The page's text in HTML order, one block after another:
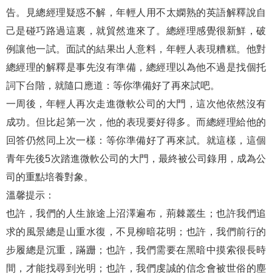
告。見總經理疑惑不解，年輕人用不太嫻熟的英語解釋說自
己是碰巧路過這裏，就貿然進來了。總經理感覺很新鮮，破
例讓他一試。面試的結果出人意料，年輕人表現糟糕。他對
總經理的解釋是事先沒有準備，總經理以為他不過是找個托
詞下台階，就隨口應道：等你準備好了再來試吧。
一周後，年輕人再次走進微軟公司的大門，這次他依然沒有
成功。但比起第一次，他的表現要好得多。而總經理給他的
回答仍然同上次一樣：等你準備好了再來試。就這樣，這個
青年先後5次踏進微軟公司的大門，最終被公司錄用，成為公
司的重點培養對象。
溫馨提示：
也許，我們的人生旅途上沼澤遍布，荊棘叢生；也許我們追
求的風景總是山重水復，不見柳暗花明；也許，我們前行的
步履總是沉重，蹣跚；也許，我們需要在黑暗中摸索很長時
間，才能找尋到光明；也許，我們虔誠的信念會被世俗的塵